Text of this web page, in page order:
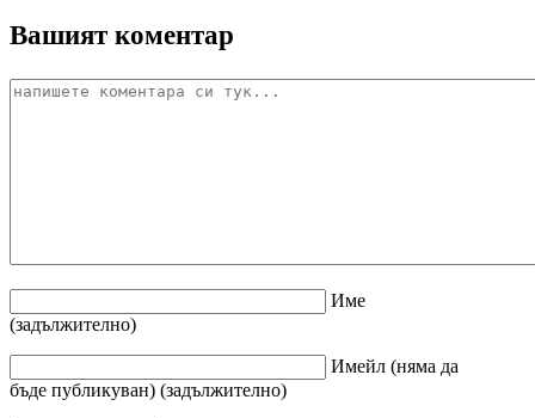
Вашият коментар
Име
(задължително)
Имейл (няма да
бъде публикуван) (задължително)